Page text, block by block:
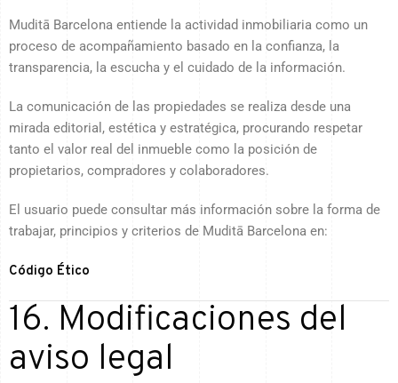
Muditā Barcelona entiende la actividad inmobiliaria como un
proceso de acompañamiento basado en la confianza, la
transparencia, la escucha y el cuidado de la información.
La comunicación de las propiedades se realiza desde una
mirada editorial, estética y estratégica, procurando respetar
tanto el valor real del inmueble como la posición de
propietarios, compradores y colaboradores.
El usuario puede consultar más información sobre la forma de
trabajar, principios y criterios de Muditā Barcelona en:
Código Ético
16. Modificaciones del
aviso legal